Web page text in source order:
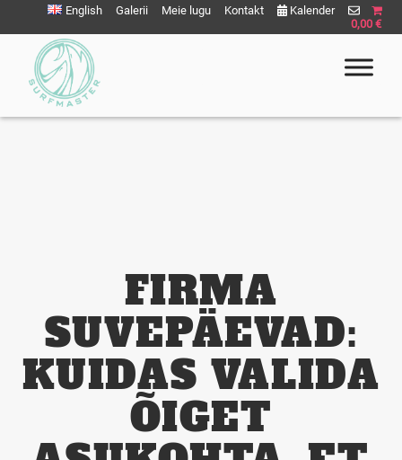
English Galerii Meie lugu Kontakt
Kalender
0,00 €
FIRMA
SUVEPÄEVAD:
KUIDAS VALIDA
ÕIGET